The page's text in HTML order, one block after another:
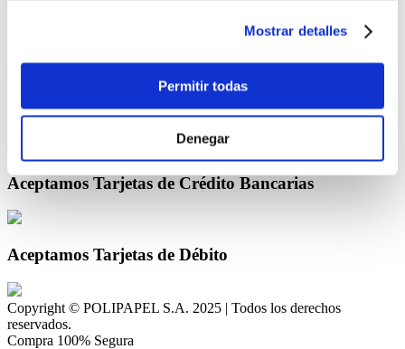
Mostrar detalles
Permitir todas
Denegar
Compra También con Crédito Directo
Aceptamos Tarjetas de Crédito Bancarias
Aceptamos Tarjetas de Débito
Copyright © POLIPAPEL S.A. 2025 | Todos los derechos
reservados.
Compra 100% Segura